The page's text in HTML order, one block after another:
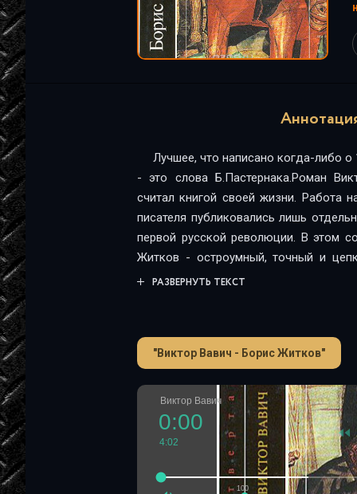
Лучшее, что написано когда-либо о
- это слова Б.Пастернака.Роман
считал книгой своей жизни. Работа
писателя публиковались лишь
первой русской революции. В этом
Житков - остроумный, точный и
вместе с тем перед нами книга
рецензии А. Фадеева. Экземпляр,
наконец издается одна из лучших
РАЗВЕРНУТЬ ТЕКСТ
"Виктор Вавич - Борис Житков"
Виктор Вавич
100
0:00
4:02